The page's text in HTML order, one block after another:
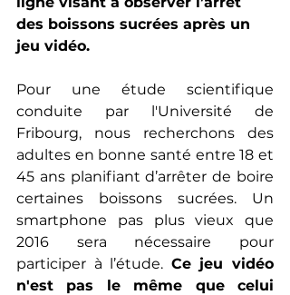
des boissons sucrées après un
jeu vidéo.
Pour une étude scientifique
conduite par l'Université de
Fribourg, nous recherchons des
adultes en bonne santé entre 18 et
45 ans planifiant d’arrêter de boire
certaines boissons sucrées. Un
smartphone pas plus vieux que
2016 sera nécessaire pour
participer à l’étude. Ce jeu vidéo
n'est pas le même que celui